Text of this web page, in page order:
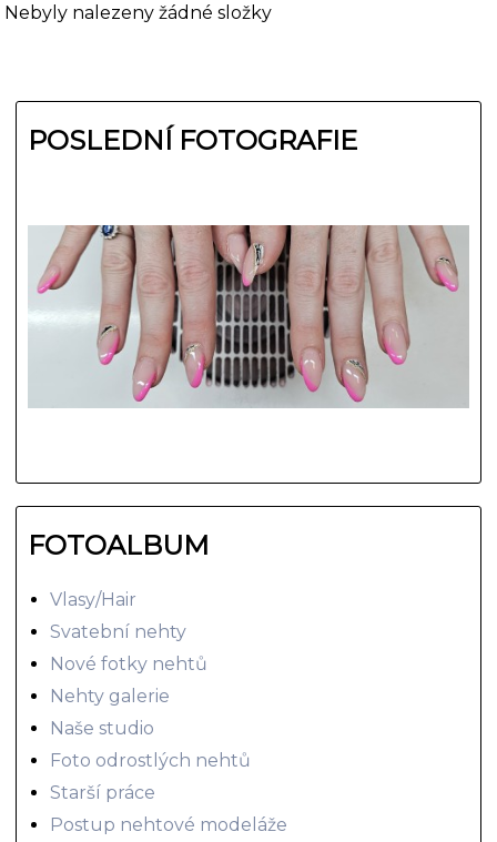
Nebyly nalezeny žádné složky
POSLEDNÍ FOTOGRAFIE
FOTOALBUM
Vlasy/Hair
Svatební nehty
Nové fotky nehtů
Nehty galerie
Naše studio
Foto odrostlých nehtů
Starší práce
Postup nehtové modeláže